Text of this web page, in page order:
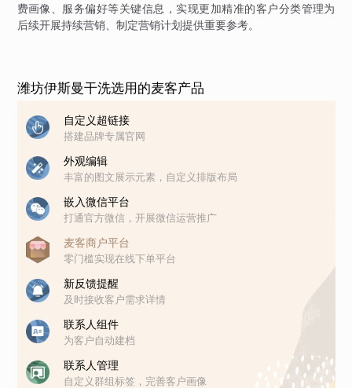
费画像、服务偏好等关键信息，实现更加精准的客户分类管理为
后续开展持续营销、制定营销计划提供重要参考。
潍坊伊斯曼干洗选用的麦客产品
自定义超链接
搭建品牌专属官网
外观编辑
丰富的图文展示元素，自定义排版布局
嵌入微信平台
打通官方微信，开展微信运营推广
麦客商户平台
零门槛实现在线下单平台
新反馈提醒
及时接收客户需求详情
联系人组件
为客户自动建档
联系人管理
自定义群组标签，完善客户画像